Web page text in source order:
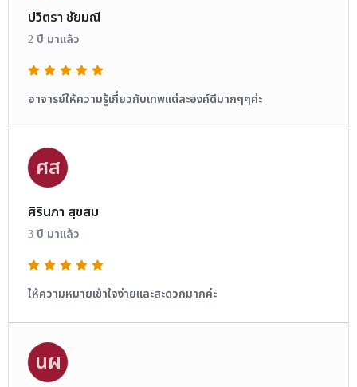
ปวิตรา ชัยมณี
2 ปี มาแล้ว
อาจารย์ให้ความรู้เกี่ยวกับเทพแต่ละองค์ดีมากๆๆค่ะ
ศส
ศิรินภา สุขสม
3 ปี มาแล้ว
ให้ความหมายเข้าใจง่ายและสะดวกมากค่ะ
นผ